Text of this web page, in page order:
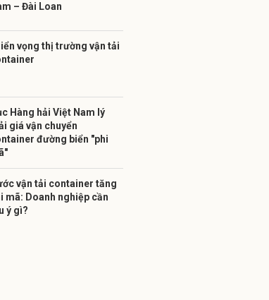
– Đài Loan
vọng thị trường vận tải
Hàng hải Việt Nam lý
giá vận chuyển
đường biển "phi
vận tải container tăng
mã: Doanh nghiệp cần
ý gì?